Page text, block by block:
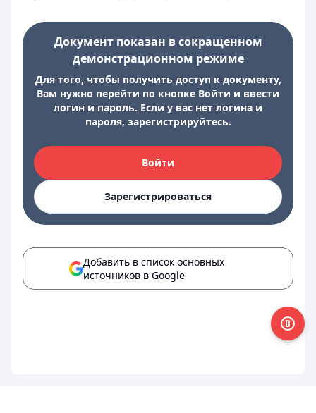
Документ показан в сокращенном
демонстрационном режиме
Для того, чтобы получить доступ к документу,
Вам нужно перейти по кнопке Войти и ввести
логин и пароль. Если у вас нет логина и
пароля, зарегистрируйтесь.
Войти
Зарегистрироваться
Добавить в список основных
источников в Google